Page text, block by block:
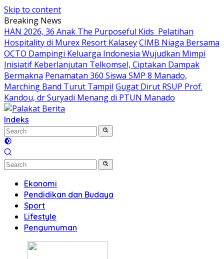
Skip to content
Breaking News
HAN 2026, 36 Anak The Purposeful Kids Pelatihan
Hospitality di Murex Resort KalaseyCIMB Niaga Bersama
OCTO Dampingi Keluarga Indonesia Wujudkan Mimpi
Inisiatif Keberlanjutan Telkomsel, Ciptakan Dampak
Bermakna Penamatan 360 Siswa SMP 8 Manado,
Marching Band Turut Tampil Gugat Dirut RSUP Prof.
Kandou, dr Suryadi Menang di PTUN Manado
Indeks
Ekonomi
Pendidikan dan Budaya
Sport
Lifestyle
Pengumuman